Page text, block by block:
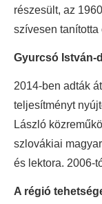
részesült, az
szívesen tanította
Gyurcsó István-
2014-ben adták
teljesítményt
László
szlovákiai
és lektora. 2006-
A régió